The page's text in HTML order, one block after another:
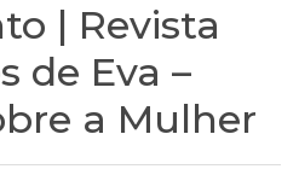
| Revista
de Eva –
a Mulher